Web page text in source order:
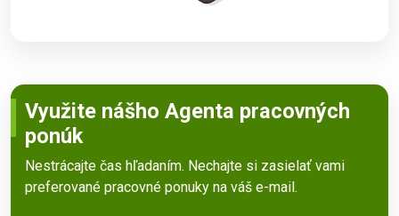
Využite nášho Agenta pracovných
ponúk
Nestrácajte čas hľadaním. Nechajte si zasielať vami
preferované pracovné ponuky na váš e-mail.